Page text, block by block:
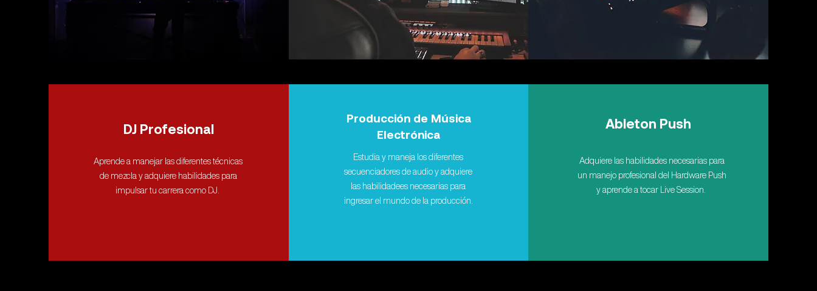
DJ Profesional
Aprende a manejar las diferentes técnicas
de mezcla y adquiere habilidades para
impulsar tu carrera como DJ.
Producción de Música
Electrónica
Estudia y maneja los diferentes
secuenciadores de audio y adquiere
las habilidadees necesarias para
ingresar el mundo de la producción.
Ableton Push
Adquiere las habilidades necesarias para
un manejo profesional del Hardware Push
y aprende a tocar
Live Session.